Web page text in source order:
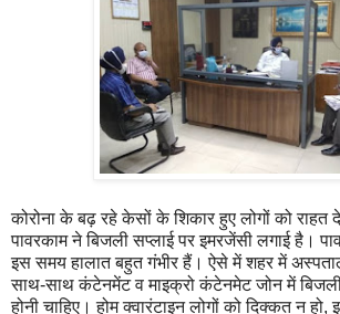
कोरोना के बढ़ रहे केसों के शिकार हुए लोगों को
पावरकाम ने बिजली सप्लाई पर इमरजेंसी लगाई है।
इस समय हालात बहुत गंभीर हैं। ऐसे में शहर में
साथ-साथ कंटेनमेंट व माइक्रो कंटेनमेट जोन में बिजली
होनी चाहिए। होम क्वारंटाइन लोगों को दिक्कत न